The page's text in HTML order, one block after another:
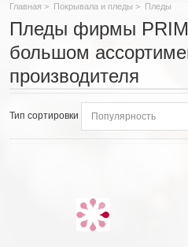
Главная > Покрывала и пледы > Пледы
Пледы фирмы
большом
производителя
Тип сортировки